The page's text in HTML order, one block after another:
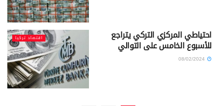
اقتصاد تركيا احتياطي المركزي التركي يتراجع
للأسبوع الخامس على التوالي